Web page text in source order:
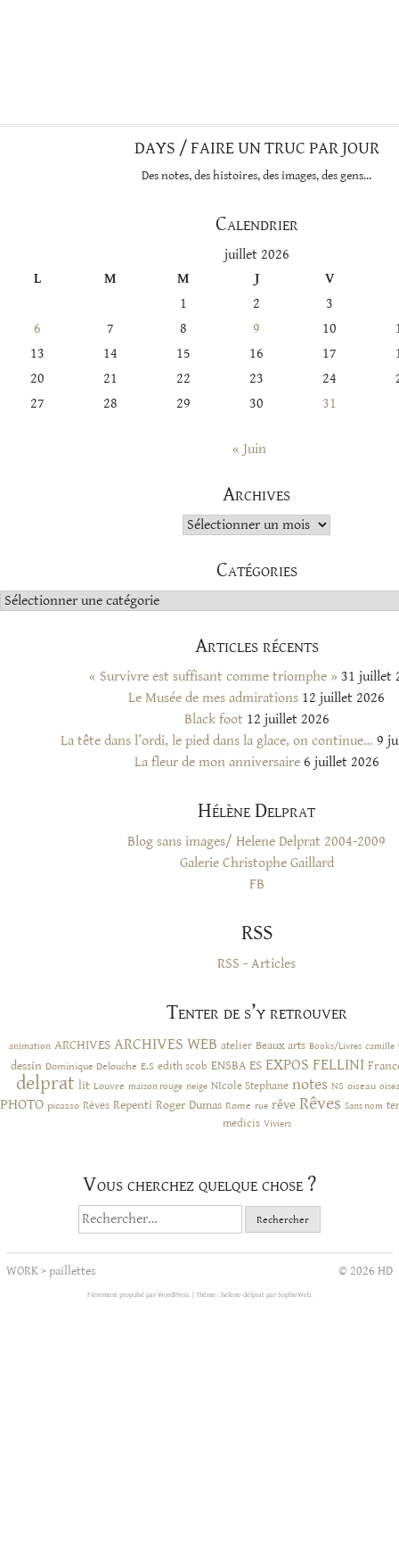
DAYS / FAIRE UN TRUC PAR JOUR
Des notes, des histoires, des images, des gens…
Calendrier
juillet 2026
L
M M J
V
1
2
3
6
7 8 9 10
13
14 15 16 17
20
21 22 23 24
27
28 29 30 31
« Juin
Archives
Archives
Catégories
Catégories
Articles récents
« Survivre est suffisant comme triomphe » 31 juillet
Le Musée de mes admirations 12 juillet 2026
Black foot 12 juillet 2026
La tête dans l’ordi, le pied dans la glace, on continue… 9
La fleur de mon anniversaire 6 juillet 2026
Hélène Delprat
Blog sans images/ Helene Delprat 2004-2009
Galerie Christophe Gaillard
FB
RSS
RSS - Articles
Tenter de s’y retrouver
animation ARCHIVES ARCHIVES WEB atelier Beaux arts Books/Livres camille
dessin Dominique Delouche E.S edith scob ENSBA ES EXPOS FELLINI
delprat lit Louvre maison rouge neige NIcole Stephane notes NS oiseau
PHOTO picasso Rêves Repenti Roger Dumas Rome rue rêve Rêves Sans nom
medicis Viviers
Vous cherchez quelque chose ?
Rechercher :
WORK>paillettes © 2026 HD
Fièrement propulsé par WordPress. Thème : helene-delprat par SophieWeb.